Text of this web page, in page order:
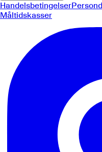
Handelsbetingelser
Måltidskasser